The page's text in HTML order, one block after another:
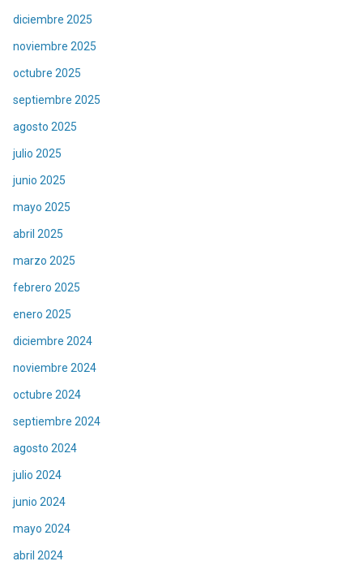
diciembre 2025
noviembre 2025
octubre 2025
septiembre 2025
agosto 2025
julio 2025
junio 2025
mayo 2025
abril 2025
marzo 2025
febrero 2025
enero 2025
diciembre 2024
noviembre 2024
octubre 2024
septiembre 2024
agosto 2024
julio 2024
junio 2024
mayo 2024
abril 2024